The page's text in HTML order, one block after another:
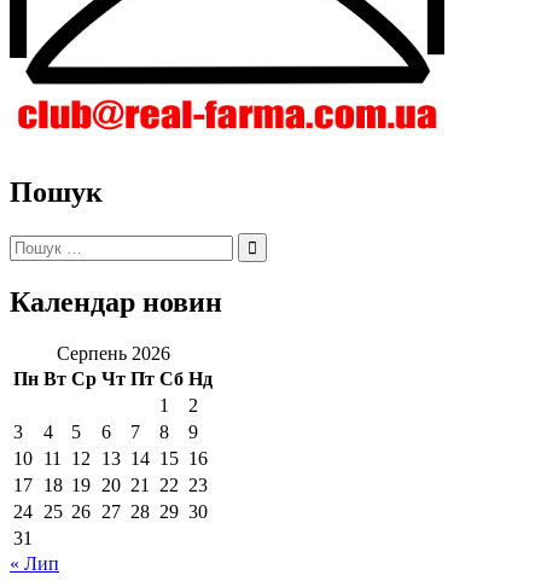
Пошук
Пошук:
Календар новин
Серпень 2026
Пн Вт Ср Чт Пт Сб Нд
1
2
3
4 5 6 7 8
9
10 11 12 13 14 15 16
17 18 19 20 21 22 23
24 25 26 27 28 29 30
31
« Лип